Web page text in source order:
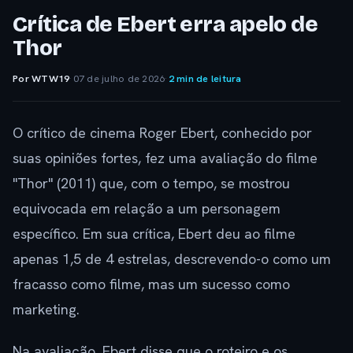
Crítica de Ebert erra apelo de
Thor
Por WTW19· 07 de julho de 2026· 2 min de leitura
O crítico de cinema Roger Ebert, conhecido por
suas opiniões fortes, fez uma avaliação do filme
"Thor" (2011) que, com o tempo, se mostrou
equivocada em relação a um personagem
específico. Em sua crítica, Ebert deu ao filme
apenas 1,5 de 4 estrelas, descrevendo-o como um
fracasso como filme, mas um sucesso como
marketing.